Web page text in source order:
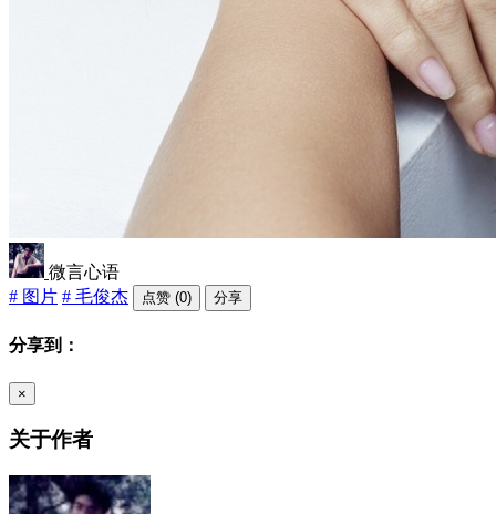
微言心语
# 图片 # 毛俊杰 点赞 (0) 分享
分享到：
×
关于作者